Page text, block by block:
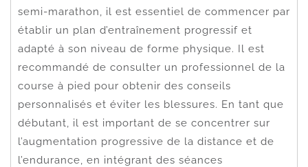
semi-marathon, il est essentiel de commencer par
établir un plan d’entraînement progressif et
adapté à son niveau de forme physique. Il est
recommandé de consulter un professionnel de la
course à pied pour obtenir des conseils
personnalisés et éviter les blessures. En tant que
débutant, il est important de se concentrer sur
l’augmentation progressive de la distance et de
l’endurance, en intégrant des séances